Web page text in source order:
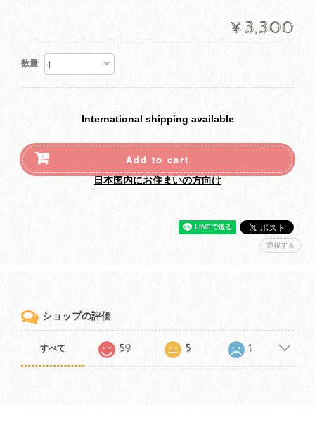
¥3,300
数量
International shipping available
Add to cart
日本国内にお住まいの方向け
通報する
ショップの評価
すべて 59 5 1